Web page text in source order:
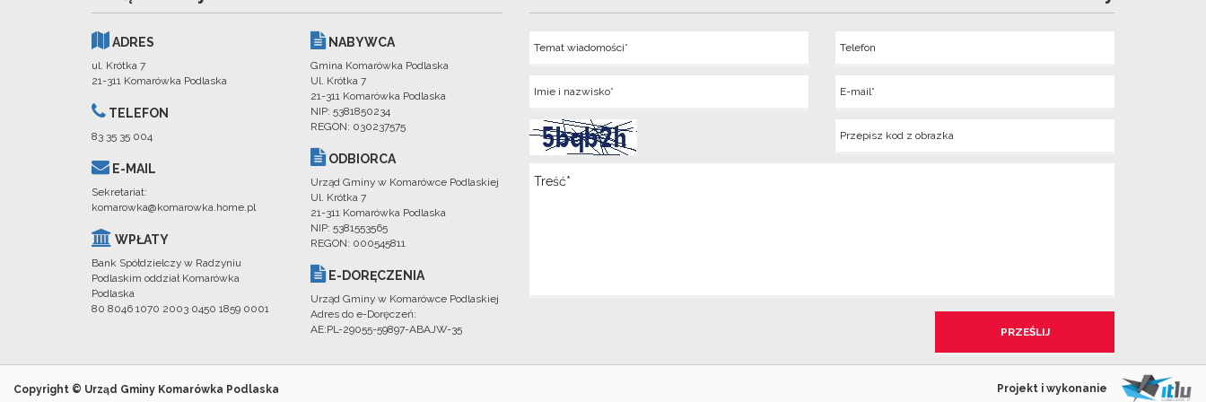
ADRES
ul. Krótka 7
21-311 Komarówka Podlaska
TELEFON
83 35 35 004
E-MAIL
Sekretariat:
komarowka@komarowka.home.pl
WPŁATY
Bank Spółdzielczy w Radzyniu
Podlaskim oddział Komarówka
Podlaska
80 8046 1070 2003 0450 1859 0001
NABYWCA
Gmina Komarówka Podlaska
Ul. Krótka 7
21-311 Komarówka Podlaska
NIP: 5381850234
REGON: 030237575
ODBIORCA
Urząd Gminy w Komarówce Podlaskiej
Ul. Krótka 7
21-311 Komarówka Podlaska
NIP: 5381553565
REGON: 000545811
E-DORĘCZENIA
Urząd Gminy w Komarówce Podlaskiej
Adres do e-Doręczeń:
AE:PL-29055-59897-ABAJW-35
Copyright © Urząd Gminy Komarówka Podlaska Projekt i wykonanie